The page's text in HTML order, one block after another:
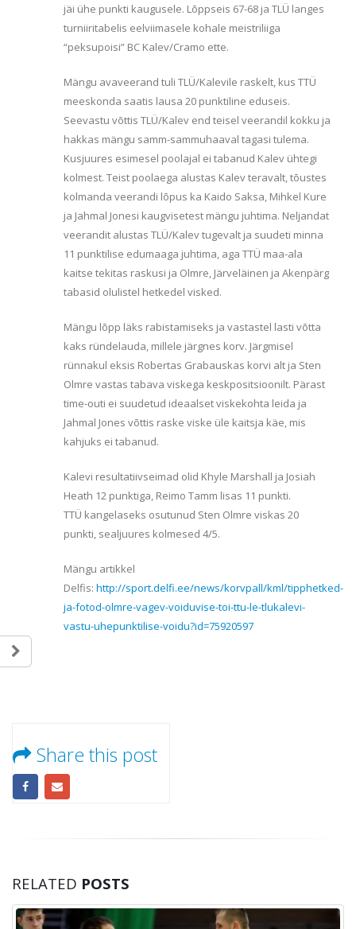
jäi ühe punkti kaugusele. Lõppseis 67-68 ja TLÜ langes
turniiritabelis eelviimasele kohale meistriliiga
“peksupoisi” BC Kalev/Cramo ette.
Mängu avaveerand tuli TLÜ/Kalevile raskelt, kus TTÜ
meeskonda saatis lausa 20 punktiline eduseis.
Seevastu võttis TLÜ/Kalev end teisel veerandil kokku ja
hakkas mängu samm-sammuhaaval tagasi tulema.
Kusjuures esimesel poolajal ei tabanud Kalev ühtegi
kolmest. Teist poolaega alustas Kalev teravalt, tõustes
kolmanda veerandi lõpus ka Kaido Saksa, Mihkel Kure
ja Jahmal Jonesi kaugvisetest mängu juhtima. Neljandat
veerandit alustas TLÜ/Kalev tugevalt ja suudeti minna
11 punktilise edumaaga juhtima, aga TTÜ maa-ala
kaitse tekitas raskusi ja Olmre, Järveläinen ja Akenpärg
tabasid olulistel hetkedel visked.
Mängu lõpp läks rabistamiseks ja vastastel lasti võtta
kaks ründelauda, millele järgnes korv. Järgmisel
rünnakul eksis Robertas Grabauskas korvi alt ja Sten
Olmre vastas tabava viskega keskpositsioonilt. Pärast
time-outi ei suudetud ideaalset viskekohta leida ja
Jahmal Jones võttis raske viske üle kaitsja käe, mis
kahjuks ei tabanud.
Kalevi resultatiivseimad olid Khyle Marshall ja Josiah
Heath 12 punktiga, Reimo Tamm lisas 11 punkti.
TTÜ kangelaseks osutunud Sten Olmre viskas 20
punkti, sealjuures kolmesed 4/5.
Mängu artikkel
Delfis: http://sport.delfi.ee/news/korvpall/kml/tipphetked-
ja-fotod-olmre-vagev-voiduvise-toi-ttu-le-tlukalevi-
vastu-uhepunktilise-voidu?id=75920597
Share this post
RELATED POSTS